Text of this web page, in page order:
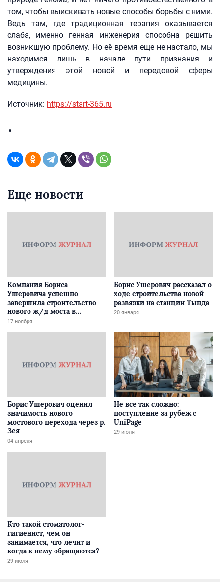
том, чтобы выискивать новые способы борьбы с ними.
Ведь там, где традиционная терапия оказывается
слаба, именно генная инженерия способна решить
возникшую проблему. Но её время еще не настало, мы
находимся лишь в начале пути признания и
утверждения этой новой и передовой сферы
медицины.
Источник: https://start-365.ru
Еще новости
Компания Бориса
Ушеровича успешно
завершила строительство
нового ж/д моста в
Забайкалье
17 ноября
Борис Ушерович рассказал о
ходе строительства новой
развязки на станции Тында
20 января
Борис Ушерович оценил
значимость нового
мостового перехода через р.
Зея
04 апреля
Не все так сложно:
поступление за рубеж с
UniPage
29 июля
Кто такой стоматолог-
гигиенист, чем он
занимается, что лечит и
когда к нему обращаются?
29 июля